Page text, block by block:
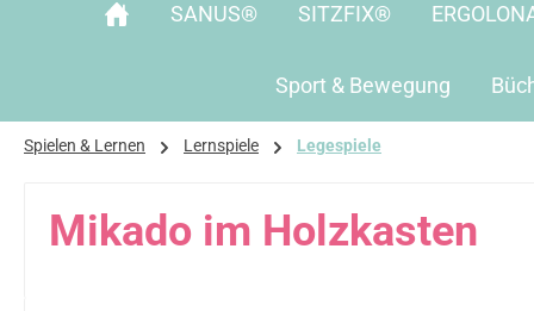
SANUS® SITZFIX®
Sport & Bewegung
Spielen & Lernen Lernspiele Legespiele
Mikado im Holzkasten